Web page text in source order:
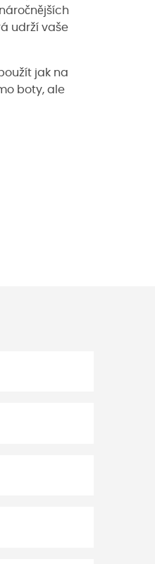
udrží vaše
jak na
boty, ale